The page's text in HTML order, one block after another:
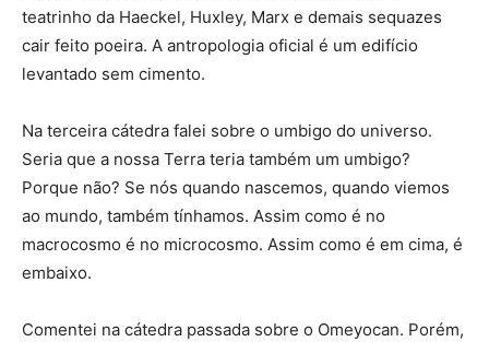
teatrinho da Haeckel, Huxley, Marx e demais sequazes
cair feito poeira. A antropologia oficial é um edifício
levantado sem cimento.
Na terceira cátedra falei sobre o umbigo do universo.
Seria que a nossa Terra teria também um umbigo?
Porque não? Se nós quando nascemos, quando viemos
ao mundo, também tínhamos. Assim como é no
macrocosmo é no microcosmo. Assim como é em cima, é
embaixo.
Comentei na cátedra passada sobre o Omeyocan. Porém,